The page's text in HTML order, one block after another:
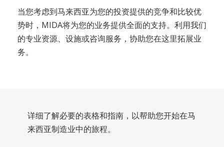
当您考虑到马来西亚为您的投资提供的竞争和比较优
势时，MIDA将为您的业务提供全面的支持。利用我们
的专业资源、设施或咨询服务，协助您在这里拓展业
务。
详细了解必要的表格和指南，以帮助您开始在马
来西亚制造业中的旅程。